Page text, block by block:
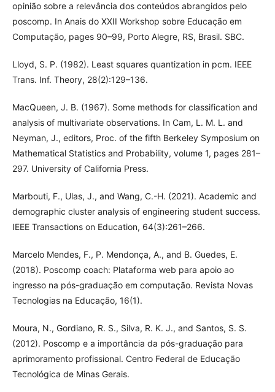
opinião sobre a relevância dos conteúdos abrangidos pelo
poscomp. In Anais do XXII Workshop sobre Educação em
Computação, pages 90–99, Porto Alegre, RS, Brasil. SBC.
Lloyd, S. P. (1982). Least squares quantization in pcm. IEEE
Trans. Inf. Theory, 28(2):129–136.
MacQueen, J. B. (1967). Some methods for classification and
analysis of multivariate observations. In Cam, L. M. L. and
Neyman, J., editors, Proc. of the fifth Berkeley Symposium on
Mathematical Statistics and Probability, volume 1, pages 281–
297. University of California Press.
Marbouti, F., Ulas, J., and Wang, C.-H. (2021). Academic and
demographic cluster analysis of engineering student success.
IEEE Transactions on Education, 64(3):261–266.
Marcelo Mendes, F., P. Mendonça, A., and B. Guedes, E.
(2018). Poscomp coach: Plataforma web para apoio ao
ingresso na pós-graduação em computação. Revista Novas
Tecnologias na Educação, 16(1).
Moura, N., Gordiano, R. S., Silva, R. K. J., and Santos, S. S.
(2012). Poscomp e a importância da pós-graduação para
aprimoramento profissional. Centro Federal de Educação
Tecnológica de Minas Gerais.